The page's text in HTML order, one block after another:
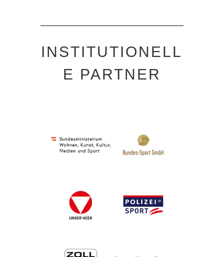
INSTITUTIONELL
E PARTNER